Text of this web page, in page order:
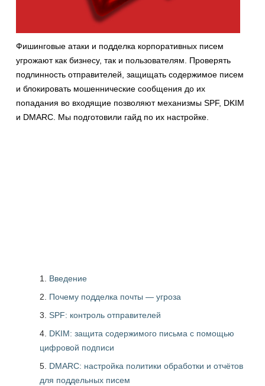
Фишинговые атаки и подделка корпоративных писем
угрожают как бизнесу, так и пользователям. Проверять
подлинность отправителей, защищать содержимое писем
и блокировать мошеннические сообщения до их
попадания во входящие позволяют механизмы SPF, DKIM
и DMARC. Мы подготовили гайд по их настройке.
Введение
Почему подделка почты — угроза
SPF: контроль отправителей
DKIM: защита содержимого письма с помощью
цифровой подписи
DMARC: настройка политики обработки и отчётов
для поддельных писем